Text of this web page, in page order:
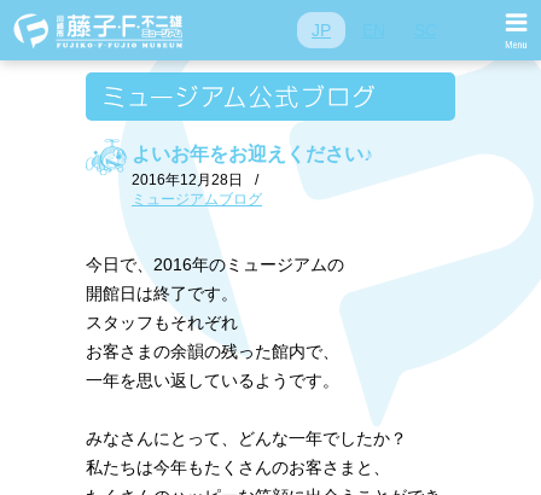
JP
よいお年をお迎えください♪
2016年12月28日
/
ミュージアムブログ
今日で、2016年のミュージアムの
開館日は終了です。
スタッフもそれぞれ
お客さまの余韻の残った館内で、
一年を思い返しているようです。
みなさんにとって、どんな一年でしたか？
私たちは今年もたくさんのお客さまと、